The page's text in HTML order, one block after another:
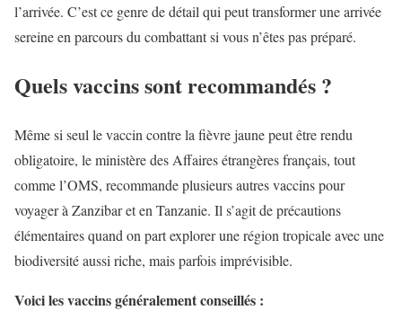
l’arrivée. C’est ce genre de détail qui peut transformer une arrivée
sereine en parcours du combattant si vous n’êtes pas préparé.
Quels vaccins sont recommandés ?
Même si seul le vaccin contre la fièvre jaune peut être rendu
obligatoire, le ministère des Affaires étrangères français, tout
comme l’OMS, recommande plusieurs autres vaccins pour
voyager à Zanzibar et en Tanzanie. Il s’agit de précautions
élémentaires quand on part explorer une région tropicale avec une
biodiversité aussi riche, mais parfois imprévisible.
Voici les vaccins généralement conseillés :